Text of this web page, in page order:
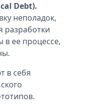
Debt).
неполадок,
разработки
ее процессе,
в себя